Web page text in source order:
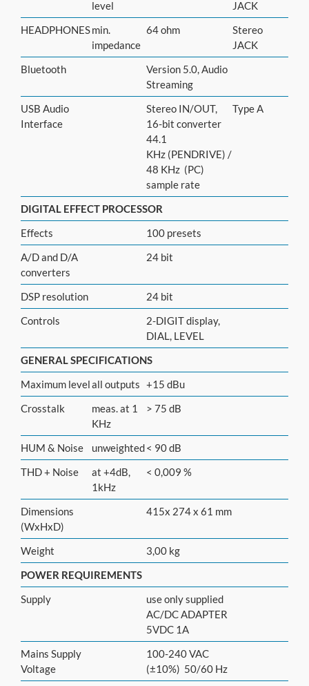
level
JACK
HEADPHONESmin.
impedance
64 ohm
Stereo
JACK
Bluetooth
Version 5.0, Audio
Streaming
USB Audio
Interface
Stereo IN/OUT,
16-bit converter
44.1
KHz (PENDRIVE) /
48 KHz (PC)
sample rate
Type A
DIGITAL EFFECT PROCESSOR
Effects
100 presets
A/D and D/A
converters
24 bit
DSP resolution
24 bit
Controls
2-DIGIT display,
DIAL, LEVEL
GENERAL SPECIFICATIONS
Maximum levelall outputs +15 dBu
Crosstalk
meas. at 1
KHz
> 75 dB
HUM & Noise unweighted< 90 dB
THD + Noise
at +4dB,
1kHz
< 0,009 %
Dimensions
(WxHxD)
415x 274 x 61 mm
Weight
3,00 kg
POWER REQUIREMENTS
Supply
use only supplied
AC/DC ADAPTER
5VDC 1A
Mains Supply
Voltage
100-240 VAC
(±10%) 50/60 Hz